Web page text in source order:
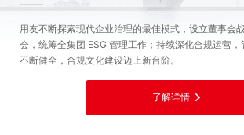
用友不断探索现代企业治理的最佳模式，设立董事会
会，统筹全集团 ESG 管理工作；持续深化合规运营
不断健全，合规文化建设迈上新台阶。
了解详情